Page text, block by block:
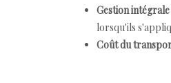
Gestion intégrale
lorsqu'ils
Coût du